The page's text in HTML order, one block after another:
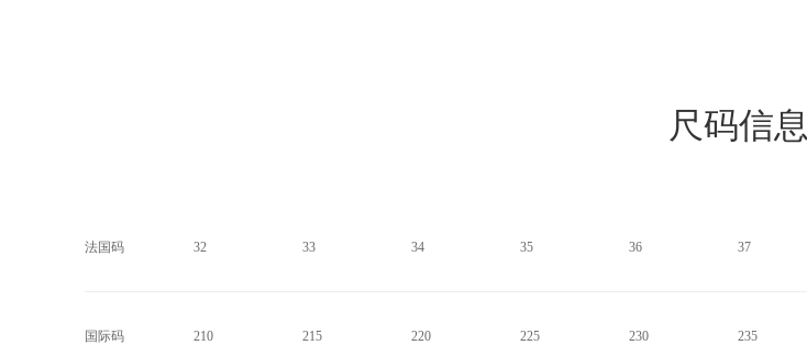
尺码信息
法国码 32 33 34 35 36 37
国际码 210 215 220 225 230 235